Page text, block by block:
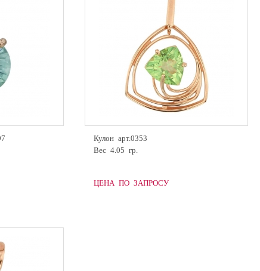
Кулон арт.0353
Вес 4.05 гр.
ЦЕНА ПО ЗАПРОСУ